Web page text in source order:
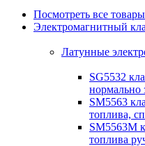
Посмотреть все товары
Электромагнитный
Латунные
SG5532
нормально
SM5563
топлива,
SM5563M
топлива